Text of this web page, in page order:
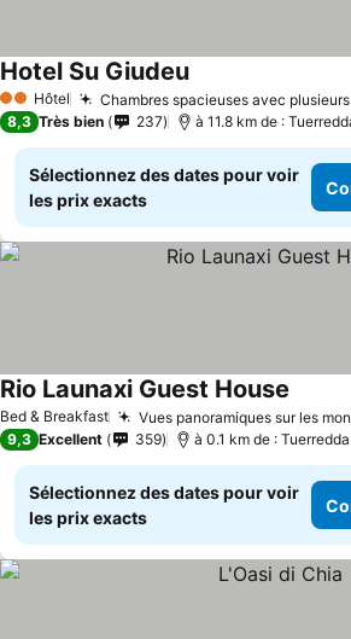
2 Étoiles
Hôtel Chambres spacieuses avec
Hotel Su Giudeu
8,3 Très bien 237 à 11.8 km de :
Sélectionnez des dates pour voir
les prix exacts
Bed & Breakfast Vues panoramiques sur les
Rio Launaxi Guest House
9,3 Excellent 359 à 0.1 km de : Tuerredda
Sélectionnez des dates pour voir
les prix exacts